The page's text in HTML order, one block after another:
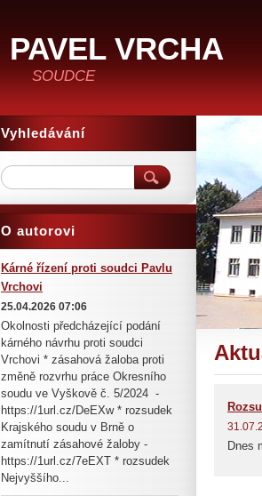
PAVEL VRCHA
SOUDCE
Dnes
Vyhledávání
O autorovi
Kárné řízení proti soudci Pavlu
Vrchovi
25.04.2026 07:06
Okolnosti předcházející podání
kárného návrhu proti soudci
Vrchovi * zásahová žaloba proti
změně rozvrhu práce Okresního
soudu ve Vyškově č. 5/2024 -
https://1url.cz/DeEXw * rozsudek
Krajského soudu v Brně o
zamítnutí zásahové žaloby -
https://1url.cz/7eEXT * rozsudek
Nejvyššího...